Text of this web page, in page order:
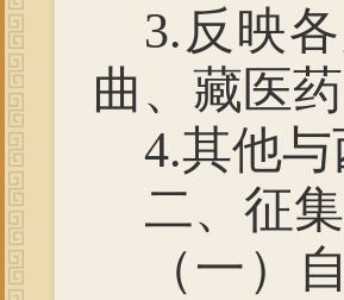
3. 反映
曲、藏医
4.其他
二、征
（一）